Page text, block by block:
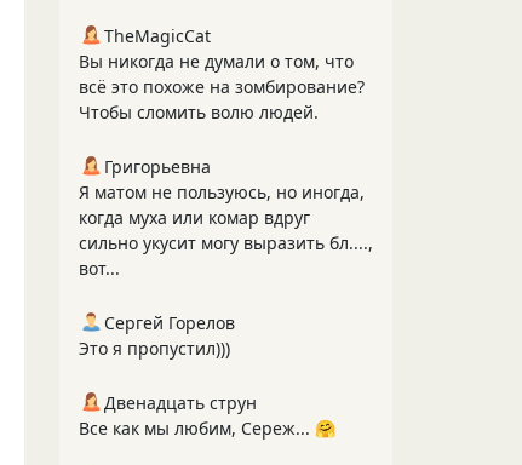
TheMagicCat
Вы никогда не думали о том, что
всё это похоже на зомбирование?
Чтобы сломить волю людей.
Григорьевна
Я матом не пользуюсь, но иногда,
когда муха или комар вдруг
сильно укусит могу выразить бл....,
вот...
Сергей Горелов
Это я пропустил)))
Двенадцать струн
Все как мы любим, Сереж... 🤗